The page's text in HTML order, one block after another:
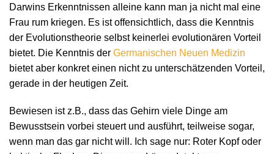
Darwins Erkenntnissen alleine kann man ja nicht mal eine
Frau rum kriegen. Es ist offensichtlich, dass die Kenntnis
der Evolutionstheorie selbst keinerlei evolutionären Vorteil
bietet. Die Kenntnis der Germanischen Neuen Medizin
bietet aber konkret einen nicht zu unterschätzenden Vorteil,
gerade in der heutigen Zeit.
Bewiesen ist z.B., dass das Gehirn viele Dinge am
Bewusstsein vorbei steuert und ausführt, teilweise sogar,
wenn man das gar nicht will. Ich sage nur: Roter Kopf oder